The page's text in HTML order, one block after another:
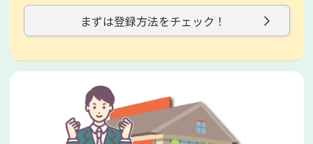
まずは登録方法をチェック！